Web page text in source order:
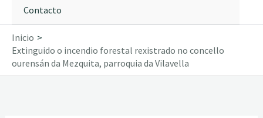
Contacto
Inicio
Extinguido o incendio forestal rexistrado no concello
ourensán da Mezquita, parroquia da Vilavella